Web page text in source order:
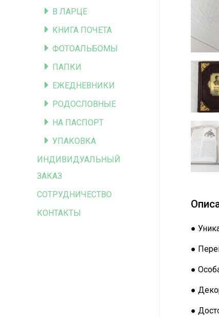
В ЛАРЦЕ
КНИГА ПОЧЕТА
ФОТОАЛЬБОМЫ
ПАПКИ
ЕЖЕДНЕВНИКИ
РОДОСЛОВНЫЕ
НА ПАСПОРТ
УПАКОВКА
ИНДИВИДУАЛЬНЫЙ
ЗАКАЗ
СОТРУДНИЧЕСТВО
КОНТАКТЫ
●
●
●
●
●